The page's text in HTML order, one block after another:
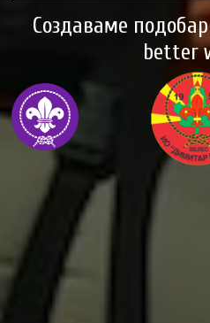
Создаваме
better